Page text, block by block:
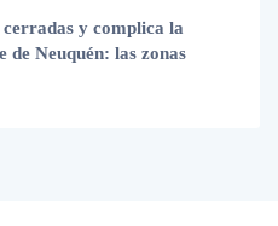
y complica la
Neuquén: las zonas